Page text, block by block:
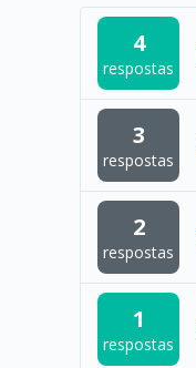
4
respostas
3
respostas
2
respostas
1
respostas